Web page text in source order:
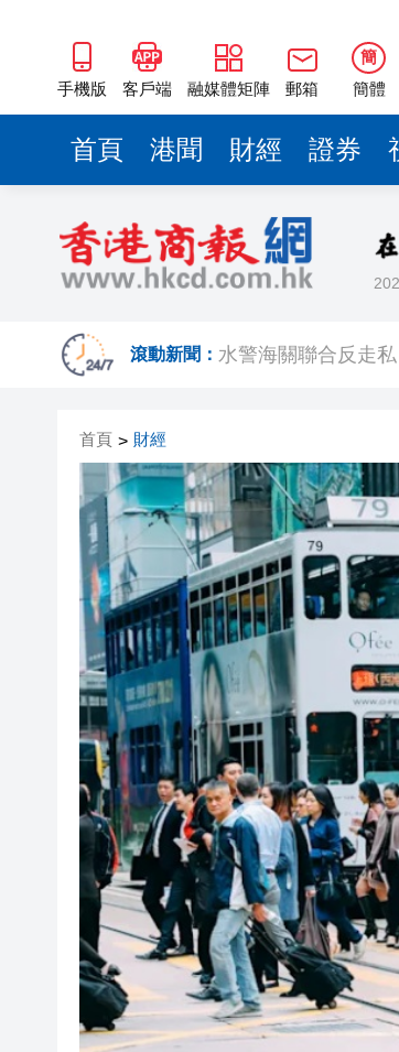
手機版 客戶端 融媒體矩陣 郵箱
簡
簡體
首頁 港聞 財經 證券
滾動新聞：
警方消防打擊非法加
有片丨揮舞國旗燃
天數智芯折讓15%
【財通AH】國產存
環聯：港消費者財務
水警海關聯合反走
天數智芯折讓15%配
警方觀塘反毒品行
【財通AH】國產存
環聯：港消費者財
國泰倫敦航班疑失
水警海關聯合反走
警方消防打擊非法
有片丨揮舞國旗燃
天數智芯折讓15%配
警方觀塘反毒品行
【財通AH】國產存
首頁 > 財經